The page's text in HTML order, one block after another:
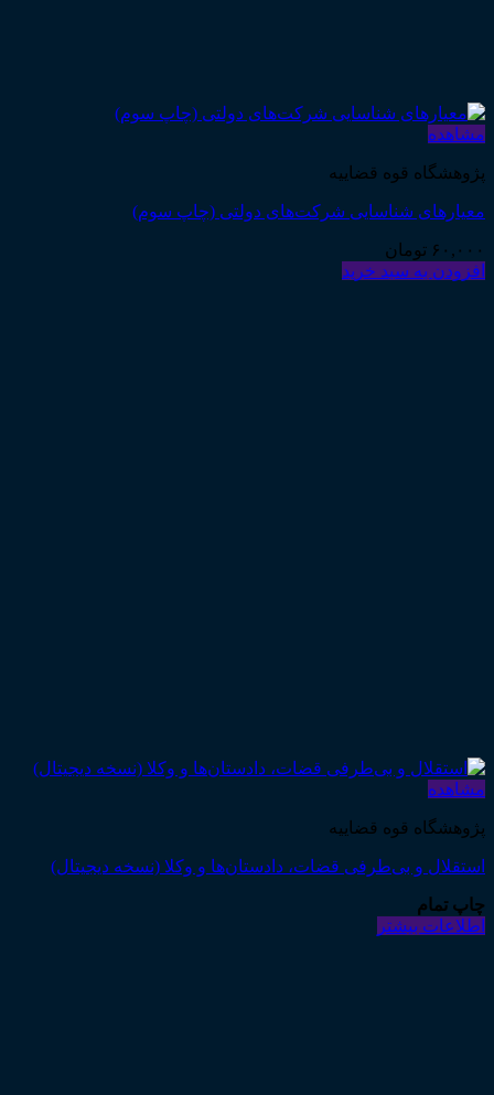
مشاهده
پژوهشگاه قوه قضاییه
معیارهای شناسایی شرکت‌های دولتی (چاپ سوم)
۶۰,۰۰۰ تومان
افزودن به سبد خرید
مشاهده
پژوهشگاه قوه قضاییه
استقلال و بی‌طرفی قضات، دادستان‌ها و وکلا (نسخه دیجیتال)
چاپ تمام
اطلاعات بیشتر